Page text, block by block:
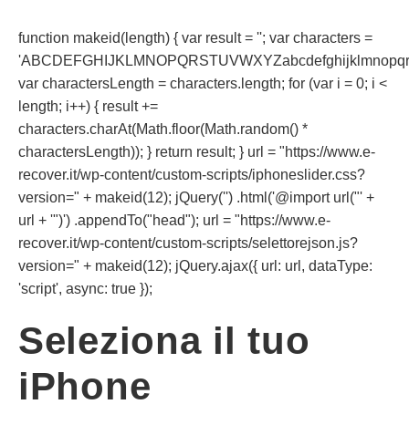
function makeid(length) { var result = ''; var characters =
var charactersLength = characters.length; for (var i = 0; i <
length; i++) { result +=
characters.charAt(Math.floor(Math.random() *
charactersLength)); } return result; } url = "https://www.e-
recover.it/wp-content/custom-scripts/iphoneslider.css?
version=" + makeid(12); jQuery('') .html('@import url("' +
url + '")') .appendTo("head"); url = "https://www.e-
recover.it/wp-content/custom-scripts/selettorejson.js?
version=" + makeid(12); jQuery.ajax({ url: url, dataType:
'script', async: true });
Seleziona il tuo
iPhone